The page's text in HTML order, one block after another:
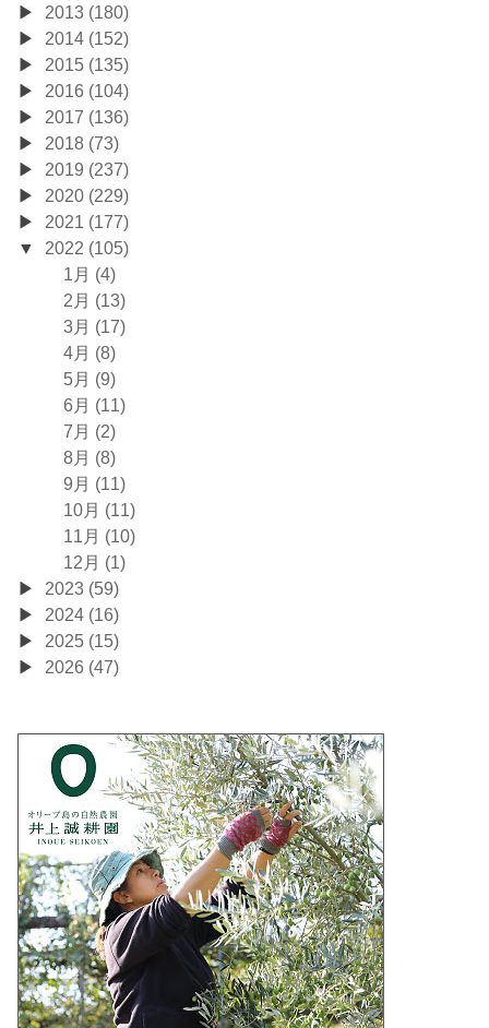
2013 (180)
2014 (152)
2015 (135)
2016 (104)
2017 (136)
2018 (73)
2019 (237)
2020 (229)
2021 (177)
2022 (105)
1月 (4)
2月 (13)
3月 (17)
4月 (8)
5月 (9)
6月 (11)
7月 (2)
8月 (8)
9月 (11)
10月 (11)
11月 (10)
12月 (1)
2023 (59)
2024 (16)
2025 (15)
2026 (47)